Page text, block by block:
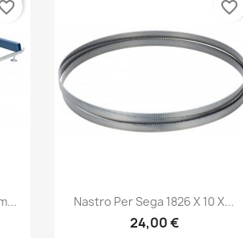
Anteprima
Nastro Per Sega 1826 X 10 X...
24,00 €
favorite_border